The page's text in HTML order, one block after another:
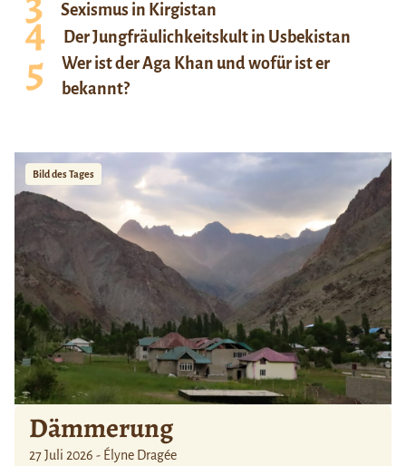
Sexismus in Kirgistan
Der Jungfräulichkeitskult in Usbekistan
Wer ist der Aga Khan und wofür ist er
bekannt?
Bild des Tages
Dämmerung
27 Juli 2026 - Élyne Dragée